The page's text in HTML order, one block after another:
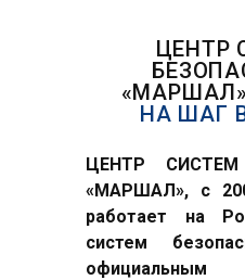
ЦЕНТР
НА ШАГ
ЦЕНТР СИСТЕМ
«МАРШАЛ», с
работает на
систем
официальным